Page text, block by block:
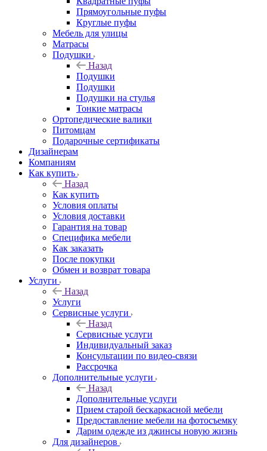
Прямоугольные пуфы
Круглые пуфы
Мебель для улицы
Матрасы
Подушки
Назад
Подушки
Подушки
Подушки на стулья
Тонкие матрасы
Ортопедические валики
Питомцам
Подарочные сертификаты
Дизайнерам
Компаниям
Как купить
Назад
Как купить
Условия оплаты
Условия доставки
Гарантия на товар
Специфика мебели
Как заказать
После покупки
Обмен и возврат товара
Услуги
Назад
Услуги
Сервисные услуги
Назад
Сервисные услуги
Индивидуальный заказ
Консультации по видео-связи
Рассрочка
Дополнительные услуги
Назад
Дополнительные услуги
Прием старой бескаркасной мебели
Предоставление мебели на фотосъемку
Дарим одежде из джинсы новую жизнь
Для дизайнеров